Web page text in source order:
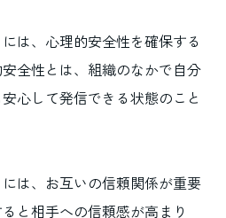
は、心理的安全性を確保する
全性とは、組織のなかで自分
心して発信できる状態のこと
は、お互いの信頼関係が重要
と相手への信頼感が高まり